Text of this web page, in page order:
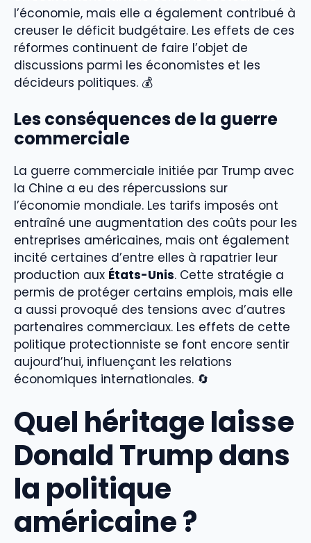
l’économie, mais elle a également contribué à
creuser le déficit budgétaire. Les effets de ces
réformes continuent de faire l’objet de
discussions parmi les économistes et les
décideurs politiques. 💰
Les conséquences de la guerre
commerciale
La guerre commerciale initiée par Trump avec
la Chine a eu des répercussions sur
l’économie mondiale. Les tarifs imposés ont
entraîné une augmentation des coûts pour les
entreprises américaines, mais ont également
incité certaines d’entre elles à rapatrier leur
production aux États-Unis. Cette stratégie a
permis de protéger certains emplois, mais elle
a aussi provoqué des tensions avec d’autres
partenaires commerciaux. Les effets de cette
politique protectionniste se font encore sentir
aujourd’hui, influençant les relations
économiques internationales. 🔄
Quel héritage laisse
Donald Trump dans
la politique
américaine ?